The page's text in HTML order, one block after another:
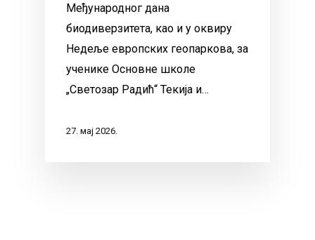
Међународног дана
биодиверзитета, као и у оквиру
Недеље европских геопаркова, за
ученике Основне школе
„Светозар Радић“ Текија и…
27. мај 2026.